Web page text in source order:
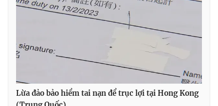
Lừa đảo bảo hiểm tai nạn để trục lợi tại Hong Kong